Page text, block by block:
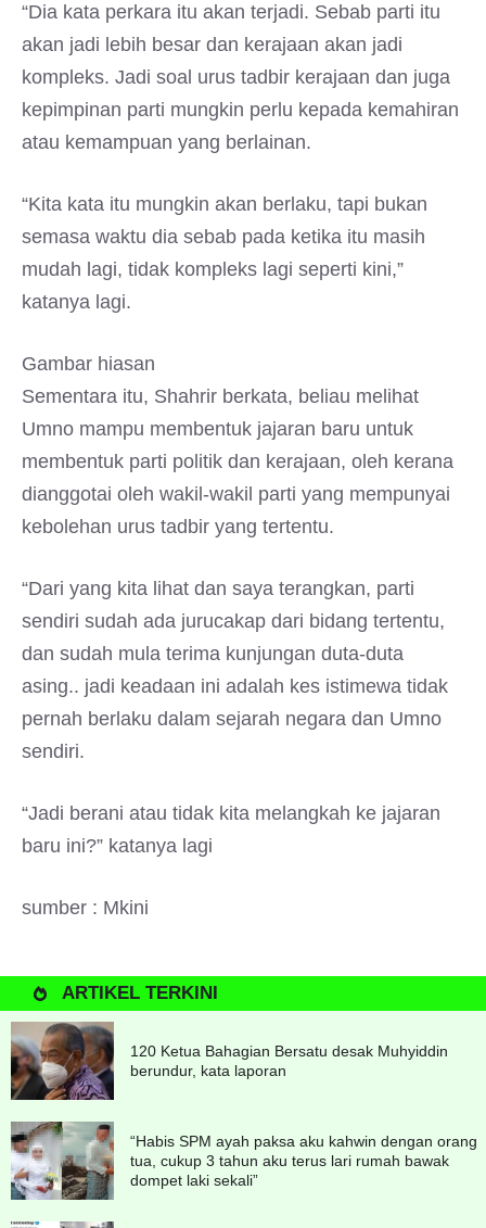
“Dia kata perkara itu akan terjadi. Sebab parti itu
akan jadi lebih besar dan kerajaan akan jadi
kompleks. Jadi soal urus tadbir kerajaan dan juga
kepimpinan parti mungkin perlu kepada kemahiran
atau kemampuan yang berlainan.
“Kita kata itu mungkin akan berlaku, tapi bukan
semasa waktu dia sebab pada ketika itu masih
mudah lagi, tidak kompleks lagi seperti kini,”
katanya lagi.
Gambar hiasan
Sementara itu, Shahrir berkata, beliau melihat
Umno mampu membentuk jajaran baru untuk
membentuk parti politik dan kerajaan, oleh kerana
dianggotai oleh wakil-wakil parti yang mempunyai
kebolehan urus tadbir yang tertentu.
“Dari yang kita lihat dan saya terangkan, parti
sendiri sudah ada jurucakap dari bidang tertentu,
dan sudah mula terima kunjungan duta-duta
asing.. jadi keadaan ini adalah kes istimewa tidak
pernah berlaku dalam sejarah negara dan Umno
sendiri.
“Jadi berani atau tidak kita melangkah ke jajaran
baru ini?” katanya lagi
sumber : Mkini
ARTIKEL TERKINI
120 Ketua Bahagian Bersatu desak Muhyiddin
berundur, kata laporan
“Habis SPM ayah paksa aku kahwin dengan orang
tua, cukup 3 tahun aku terus lari rumah bawak
dompet laki sekali”